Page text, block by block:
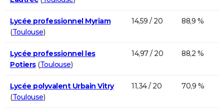
Lycée professionnel Myriam
(Toulouse)
14,59 / 20 88,9 %
Lycée professionnel les
Potiers(Toulouse)
14,97 / 20 88,2 %
Lycée polyvalent Urbain Vitry
(Toulouse)
11,34 / 20 70,9 %